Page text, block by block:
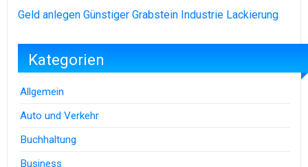
Geld anlegen Günstiger Grabstein Industrie Lackierung
Kategorien
Allgemein
Auto und Verkehr
Buchhaltung
Business